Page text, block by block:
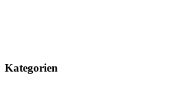
Kategorien